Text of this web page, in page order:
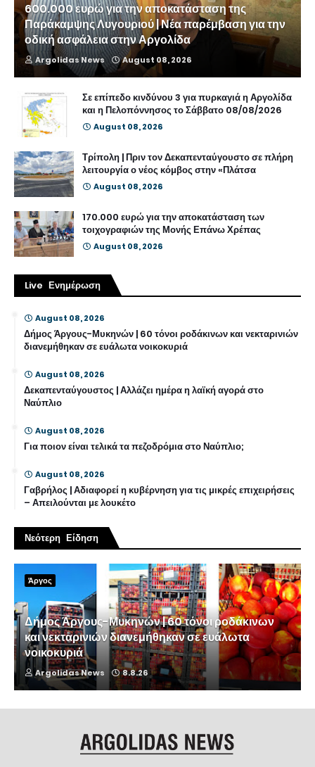
600.000 ευρώ για την αποκατάσταση της
Παράκαμψης Λυγουριού | Νέα παρέμβαση για την
οδική ασφάλεια στην Αργολίδα
Argolidas News August 08, 2026
Σε επίπεδο κινδύνου 3 για πυρκαγιά η Αργολίδα
και η Πελοπόννησος το Σάββατο 08/08/2026
August 08, 2026
Τρίπολη | Πριν τον Δεκαπενταύγουστο σε πλήρη
λειτουργία ο νέος κόμβος στην «Πλάτσα
August 08, 2026
170.000 ευρώ για την αποκατάσταση των
τοιχογραφιών της Μονής Επάνω Χρέπας
August 08, 2026
Live Ενημέρωση
August 08, 2026
Δήμος Άργους-Μυκηνών | 60 τόνοι ροδάκινων και νεκταρινιών
διανεμήθηκαν σε ευάλωτα νοικοκυριά
August 08, 2026
Δεκαπενταύγουστος | Αλλάζει ημέρα η λαϊκή αγορά στο
Ναύπλιο
August 08, 2026
Για ποιον είναι τελικά τα πεζοδρόμια στο Ναύπλιο;
August 08, 2026
Γαβρήλος | Αδιαφορεί η κυβέρνηση για τις μικρές επιχειρήσεις
– Απειλούνται με λουκέτο
Νεότερη Είδηση
Άργος
Δήμος Άργους-Μυκηνών | 60 τόνοι ροδάκινων
και νεκταρινιών διανεμήθηκαν σε ευάλωτα
νοικοκυριά
Argolidas News 8.8.26